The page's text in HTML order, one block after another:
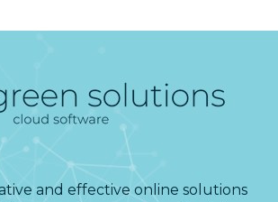
and effective online solutions